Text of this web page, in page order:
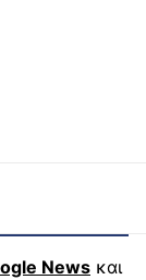
News και